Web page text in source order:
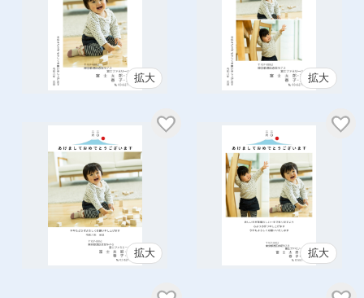
拡大 拡大
拡大 拡大